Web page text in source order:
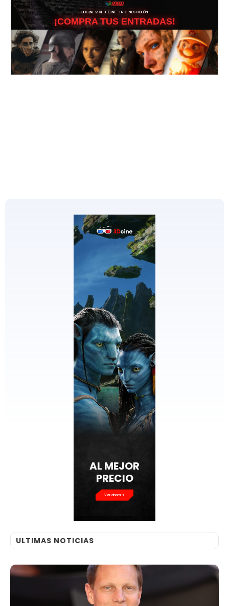
3DCINE VIVE EL CINE… EN CINES ODEÓN
¡COMPRA TUS ENTRADAS!
AL MEJOR
PRECIO
Ver ahora
ULTIMAS NOTICIAS